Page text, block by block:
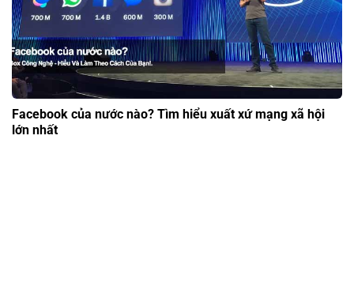
Facebook của nước nào? Tìm hiểu xuất xứ mạng xã hội
lớn nhất